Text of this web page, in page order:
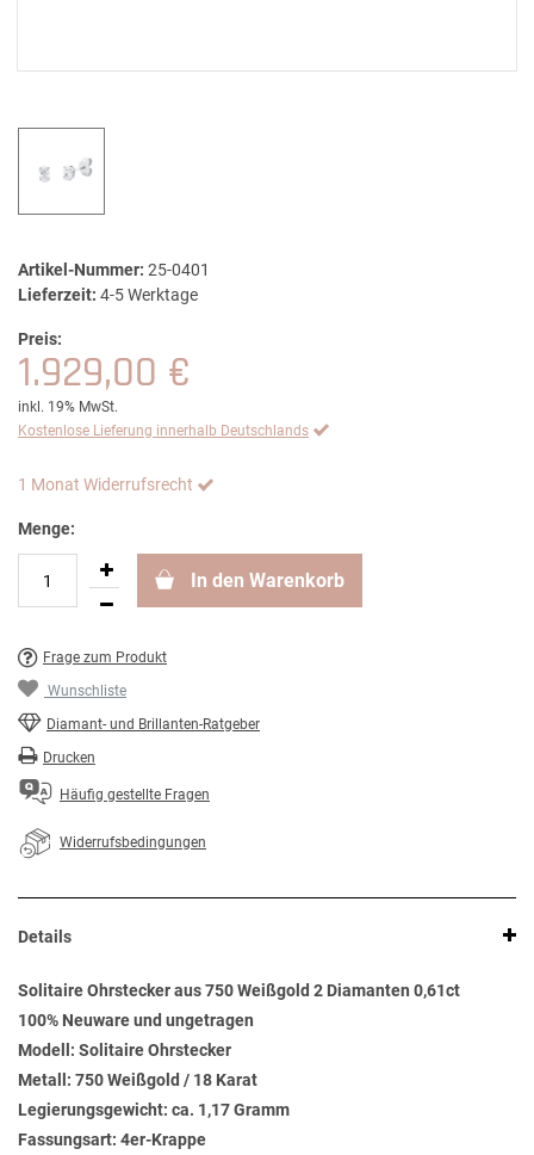
Artikel-Nummer: 25-0401
Lieferzeit: 4-5 Werktage
Preis:
1.929,00 €
inkl. 19% MwSt.
Kostenlose Lieferung innerhalb Deutschlands
1 Monat Widerrufsrecht
Menge:
In den Warenkorb
Frage zum Produkt
Wunschliste
Diamant- und Brillanten-Ratgeber
Drucken
Häufig gestellte Fragen
Widerrufsbedingungen
Details
Solitaire Ohrstecker aus 750 Weißgold 2 Diamanten 0,61ct
100% Neuware und ungetragen
Modell: Solitaire Ohrstecker
Metall: 750 Weißgold / 18 Karat
Legierungsgewicht: ca. 1,17 Gramm
Fassungsart: 4er-Krappe